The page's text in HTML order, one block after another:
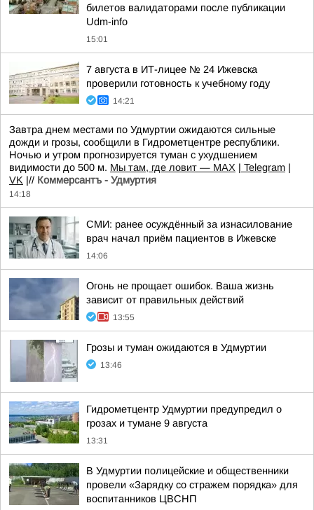
билетов валидаторами после публикации
Udm-info
15:01
7 августа в ИТ-лицее № 24 Ижевска
проверили готовность к учебному году
14:21
Завтра днем местами по Удмуртии ожидаются сильные
дожди и грозы, сообщили в Гидрометцентре республики.
Ночью и утром прогнозируется туман с ухудшением
видимости до 500 м. Мы там, где ловит — MAX | Telegram |
VK |// Коммерсантъ - Удмуртия
14:18
СМИ: ранее осуждённый за изнасилование
врач начал приём пациентов в Ижевске
14:06
Огонь не прощает ошибок. Ваша жизнь
зависит от правильных действий
13:55
Грозы и туман ожидаются в Удмуртии
13:46
Гидрометцентр Удмуртии предупредил о
грозах и тумане 9 августа
13:31
В Удмуртии полицейские и общественники
провели «Зарядку со стражем порядка» для
воспитанников ЦВСНП